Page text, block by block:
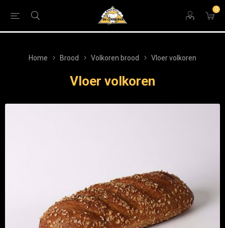
0
Home Brood Volkoren brood Vloer volkoren
Vloer volkoren